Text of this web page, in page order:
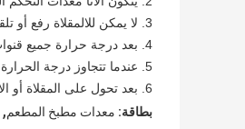
3. لا يمكن للالمقلاة رفع أو تلقائيا.
4. بعد درجة حرارة جميع قنوات 'والوقت هي محددة مسبقا، "الكل في واحدة على زر" ستتبع الإعدادات وإنهاء كافة الإجراءات القلي تلقائيا.
5. عندما تتجاوز درجة الحرارة النفط محدود واحد، فإنه سيتم اغلاق التيار لحماية دافئة.
6. بعد تحول على المقلاة أو الانتهاء من المهمة القلي، سوف المقلاة عودة إلى وضع ظاهرة الاحتباس.
بطاقة: معدات مطبخ المطعم,